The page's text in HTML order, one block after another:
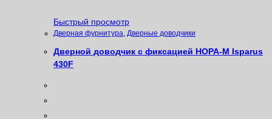
Быстрый просмотр
Дверная фурнитура, Дверные доводчики
Дверной доводчик с фиксацией НОРА-М Isparus
430F